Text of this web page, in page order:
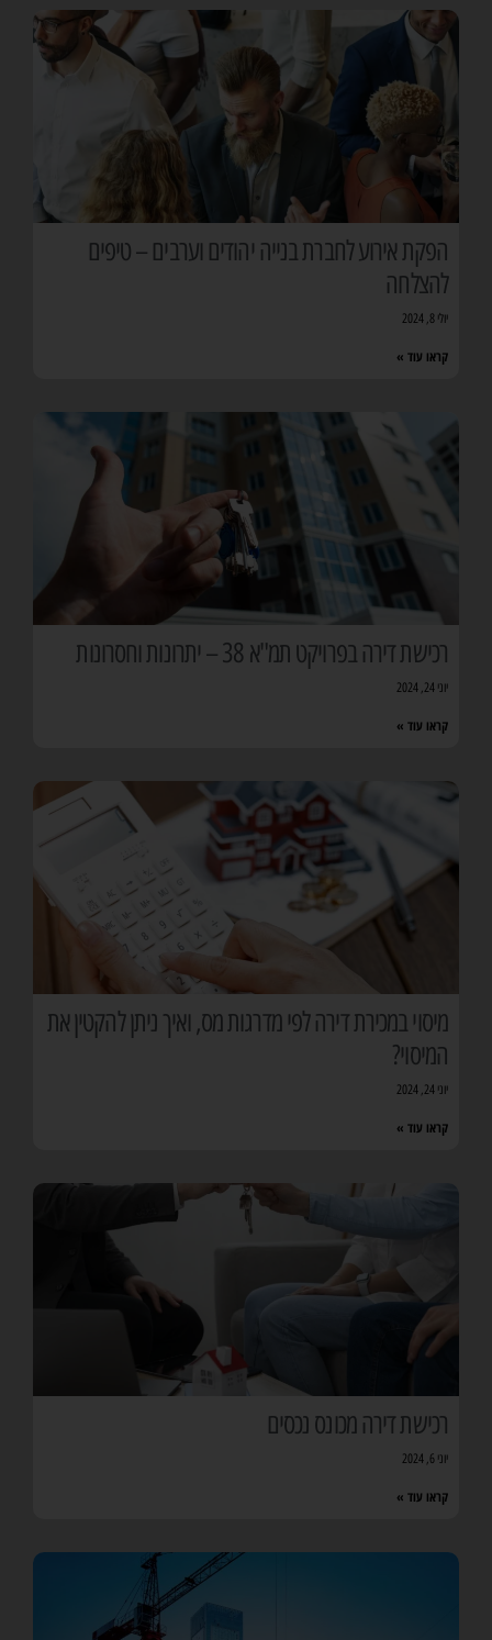
הפקת אירוע לחברת בנייה יהודים וערבים – טיפים
להצלחה
יולי 8, 2024
קראו עוד »
רכישת דירה בפרויקט תמ"א 38 – יתרונות וחסרונות
יוני 24, 2024
קראו עוד »
מיסוי במכירת דירה לפי מדרגות מס, ואיך ניתן להקטין את
המיסוי?
יוני 24, 2024
קראו עוד »
רכישת דירה מכונס נכסים
יוני 6, 2024
קראו עוד »